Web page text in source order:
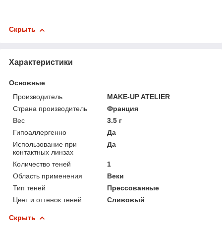
Скрыть
Характеристики
Основные
Производитель
MAKE-UP ATELIER
Страна производитель
Франция
Вес
3.5 г
Гипоаллергенно
Да
Использование при
контактных линзах
Да
Количество теней
1
Область применения
Веки
Тип теней
Прессованные
Цвет и оттенок теней
Сливовый
Скрыть